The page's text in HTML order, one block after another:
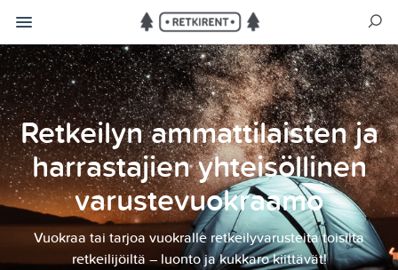
Retkeilyn ammattilaisten ja
harrastajien yhteisöllinen
varustevuokraamo
Vuokraa tai tarjoa vuokralle retkeilyvarusteita toisilta
retkeilijöiltä – luonto ja kukkaro kiittävät!